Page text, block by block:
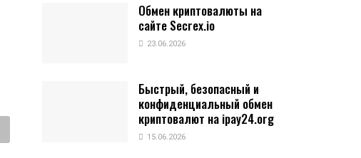
Обмен криптовалюты на
сайте Secrex.io
23.06.2026
Быстрый, безопасный и
конфиденциальный обмен
криптовалют на ipay24.org
15.06.2026